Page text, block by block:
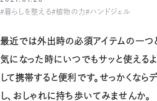
#暮らしを整える#植物の力#ハンドジェル
最近では外出時の必須アイテムの一つ
気になった時にいつでもサッと使える
して携帯すると便利です。せっかくなら
し、おしゃれに持ち歩いてみませんか。